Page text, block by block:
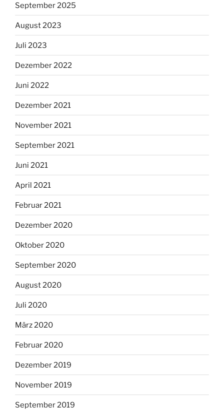
September 2025
August 2023
Juli 2023
Dezember 2022
Juni 2022
Dezember 2021
November 2021
September 2021
Juni 2021
April 2021
Februar 2021
Dezember 2020
Oktober 2020
September 2020
August 2020
Juli 2020
März 2020
Februar 2020
Dezember 2019
November 2019
September 2019